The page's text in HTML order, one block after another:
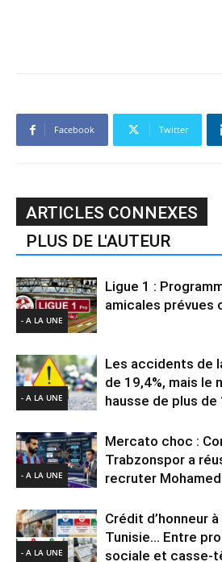
Facebook Twitter
ARTICLES CONNEXES
PLUS DE L'AUTEUR
- A LA UNE
Ligue 1 :
amicales prévues
- A LA UNE
Les accidents de
de 19,4%, mais le
hausse de plus de
- A LA UNE
Mercato choc :
Trabzonspor a
recruter Mohamed
- A LA UNE
Crédit d’honneur
Tunisie… Entre
sociale et casse-